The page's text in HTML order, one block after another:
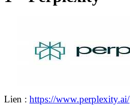
Lien : https://www.perplexity.ai/